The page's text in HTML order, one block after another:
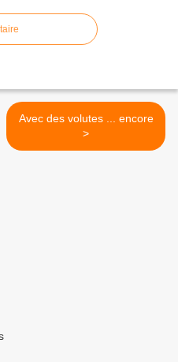
Avec des volutes ... encore
>